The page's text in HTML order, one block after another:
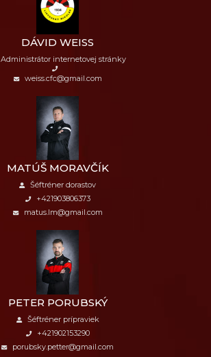
DÁVID WEISS
Administrátor internetovej stránky
weiss.cfc@gmail.com
MATÚŠ MORAVČÍK
Šéftréner dorastov
+421903806373
matus.lm@gmail.com
PETER PORUBSKÝ
Šéftréner prípraviek
+421902153290
porubsky.petter@gmail.com